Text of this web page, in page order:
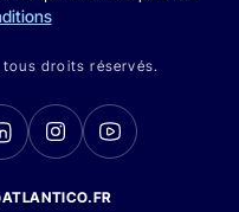
droits réservés.